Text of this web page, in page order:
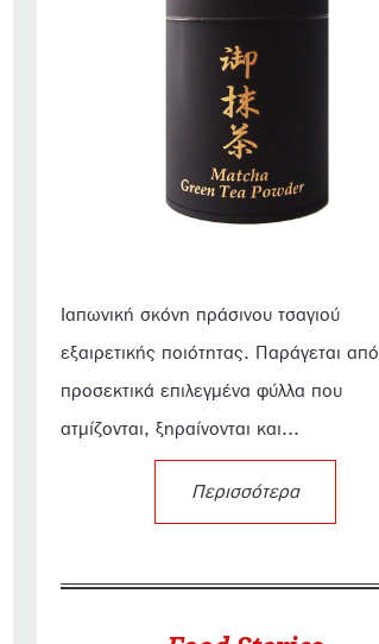
Ιαπωνική σκόνη πράσινου τσαγιού
εξαιρετικής ποιότητας. Παράγεται από
προσεκτικά επιλεγμένα φύλλα που
ατμίζονται, ξηραίνονται και...
Περισσότερα